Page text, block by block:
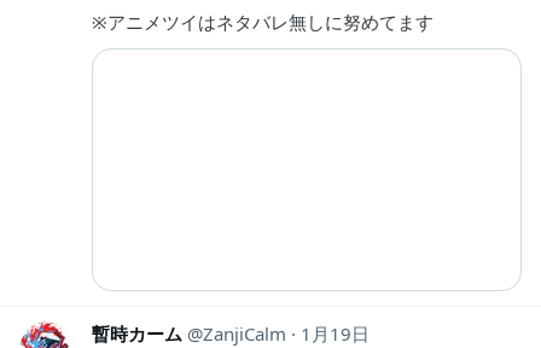
※アニメツイはネタバレ無しに努めてます
暫時カーム ZanjiCalm
1月19日